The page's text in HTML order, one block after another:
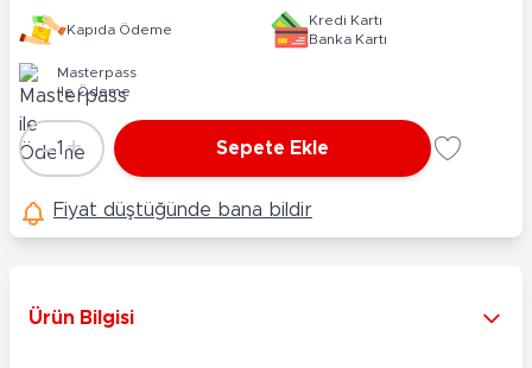
Kapıda Ödeme
Kredi Kartı
Banka Kartı
Masterpass
ile Ödeme
Adet
-1 + Sepete Ekle
Fiyat düştüğünde bana bildir
Ürün Bilgisi